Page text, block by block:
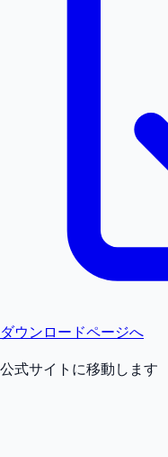
ダウンロードページへ
公式サイトに移動します